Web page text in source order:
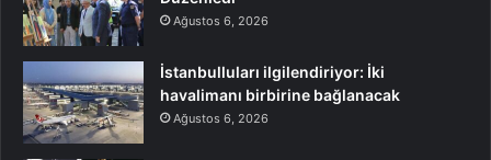
Ağustos 6, 2026
İstanbulluları ilgilendiriyor: İki
havalimanı birbirine bağlanacak
Ağustos 6, 2026